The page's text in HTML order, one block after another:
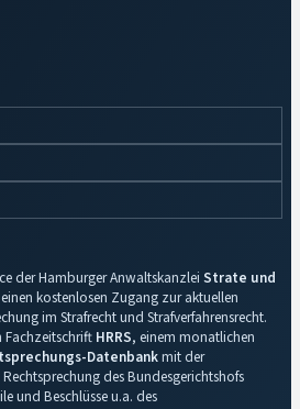
der Hamburger Anwaltskanzlei Strate und
kostenlosen Zugang zur aktuellen
im Strafrecht und Strafverfahrensrecht.
Fachzeitschrift HRRS, einem monatlichen
Datenbankmit der
des Bundesgerichtshofs
und Beschlüsse u.a. des